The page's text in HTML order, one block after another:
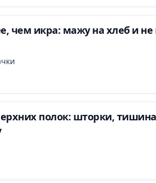
чем икра: мажу на хлеб и не
полок: шторки,